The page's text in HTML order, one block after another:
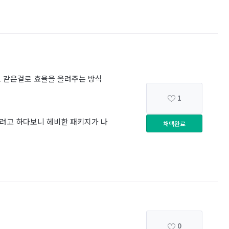
은걸로 효율을 올려주는 방식
고 하다보니 헤비한 패키지가 나
1
채택완료
0